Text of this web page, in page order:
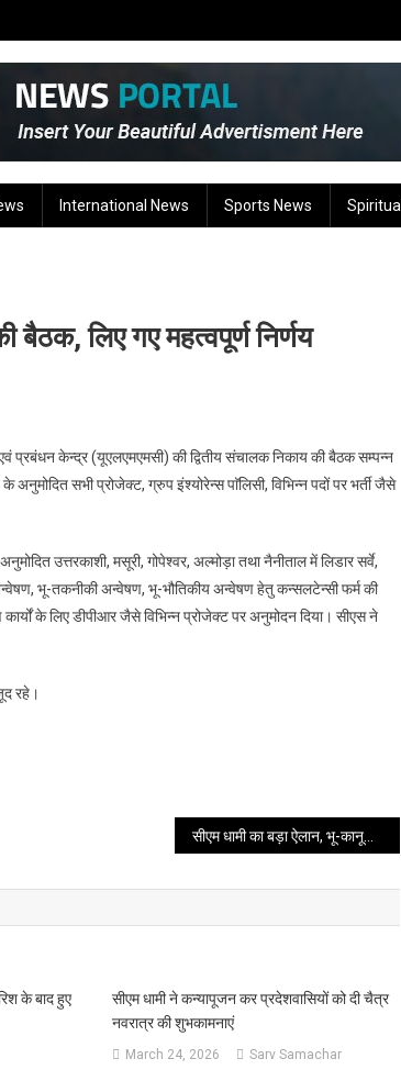
International News Sports News Spiritual
लिए गए महत्वपूर्ण निर्णय
प्रबंधन केन्द्र (यूएलएमएमसी) की द्वितीय संचालक निकाय की बैठक सम्पन्न
सभी प्रोजेक्ट, ग्रुप इंश्योरेन्स पाॅलिसी, विभिन्न पदों पर भर्ती जैसे
उत्तरकाशी, मसूरी, गोपेश्वर, अल्मोड़ा तथा नैनीताल में लिडार सर्वे,
भू-तकनीकी अन्वेषण, भू-भौतिकीय अन्वेषण हेतु कन्सलटेन्सी फर्म की
के लिए डीपीआर जैसे विभिन्न प्रोजेक्ट पर अनुमोदन दिया। सीएस ने
रहे।
के बाद हुए
सीएम धामी ने कन्यापूजन कर प्रदेशवासियों को दी चैत्र
नवरात्र की शुभकामनाएं
March 24, 2026 Sarv Samachar